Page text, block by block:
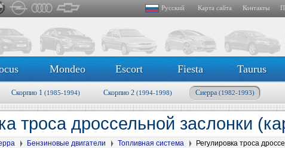
Русский Карта сайта Контакты
Mondeo Escort Fiesta Taurus
Скорпио 1 (1985-1994) Скорпио 2 (1994-1998) Сиерра (1982-1993)
троса дроссельной заслонки
Бензиновые двигатели Топливная система Регулировка троса